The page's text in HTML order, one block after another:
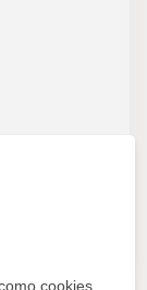
empresas,
General,
y Griego,
del
cookies,